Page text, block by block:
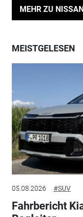
MEHR ZU
MEISTGELESEN
05.08.2026 #SUV
Fahrbericht